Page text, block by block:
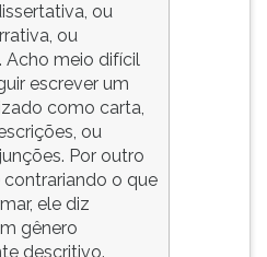
ou
ou
Acho meio difícil
escrever um
como carta,
ou
Por outro
o que
ele diz
gênero
descritivo.